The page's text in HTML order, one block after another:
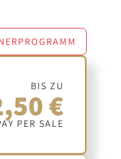
BIS ZU
€
PER SALE